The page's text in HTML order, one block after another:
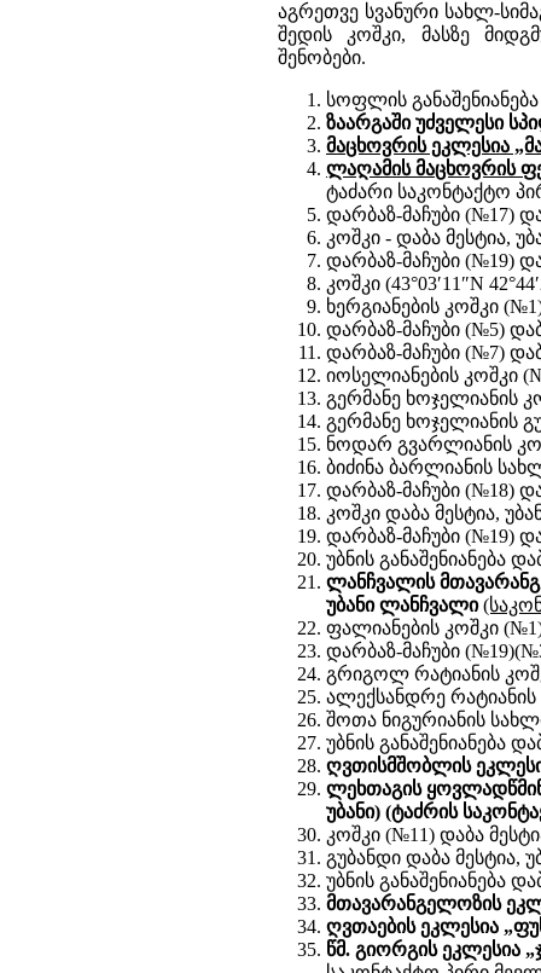
აგრეთვე სვანური სახლ-
შედის კოშკი, მასზე
შენობები.
სოფლის განაშენიანება
ზაარგაში უძველესი
მაცხოვრის ეკლესია
ლაღამის მაცხოვრის
ტაძარი საკონტაქტო
დარბაზ-მაჩუბი (№17)
კოშკი - დაბა მესტია,
დარბაზ-მაჩუბი (№19)
კოშკი (43°03′11″N
ხერგიანების კოშკი (№1)
დარბაზ-მაჩუბი (№5)
დარბაზ-მაჩუბი (№7)
იოსელიანების კოშკი
გერმანე ხოჯელიანის
გერმანე ხოჯელიანის
ნოდარ გვარლიანის
ბიძინა ბარლიანის
დარბაზ-მაჩუბი (№18)
კოშკი დაბა მესტია,
დარბაზ-მაჩუბი (№19)
უბნის განაშენიანება
ლანჩვალის
უბანი ლანჩვალი
ფალიანების კოშკი
დარბაზ-მაჩუბი
გრიგოლ რატიანის
ალექსანდრე რატიანის
შოთა ნიგურიანის
უბნის განაშენიანება
ღვთისმშობლის
ლეხთაგის
უბანი) (ტაძრის
კოშკი (№11) დაბა
გუბანდი დაბა მესტია,
უბნის განაშენიანება
მთავარანგელოზის
ღვთაების ეკლესია
წმ. გიორგის ეკლესია